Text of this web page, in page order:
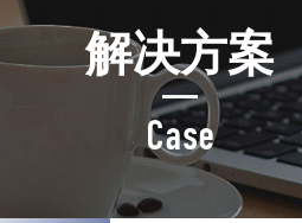
解决方案
Case